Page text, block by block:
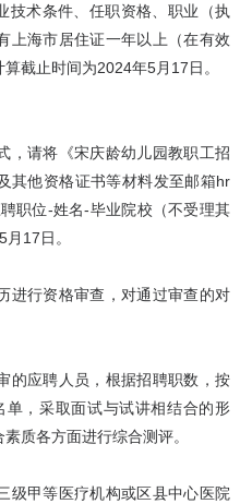
术条件、任职资格、职业（执
上海市居住证一年以上（在有效
截止时间为2024年5月17日。
请将《宋庆龄幼儿园教职工招
其他资格证书等材料发至邮箱hr
职位-姓名-毕业院校（不受理其
17日。
行资格审查，对通过审查的对
应聘人员，根据招聘职数，按
，采取面试与试讲相结合的形
质各方面进行综合测评。
甲等医疗机构或区县中心医院